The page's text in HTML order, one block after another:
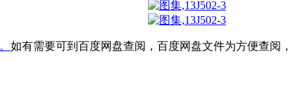
如有需要可到百度网盘查阅，百度网盘文件为方便查阅，